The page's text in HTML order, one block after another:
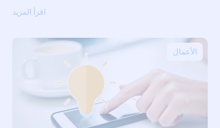
اقرأ المزيد
الأعمال